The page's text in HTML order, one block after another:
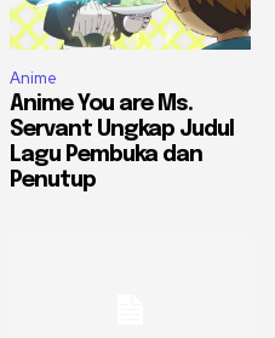
Anime
Anime You are Ms.
Servant Ungkap Judul
Lagu Pembuka dan
Penutup